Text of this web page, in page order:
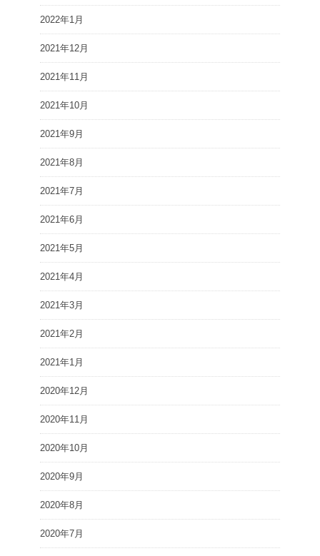
2022年1月
2021年12月
2021年11月
2021年10月
2021年9月
2021年8月
2021年7月
2021年6月
2021年5月
2021年4月
2021年3月
2021年2月
2021年1月
2020年12月
2020年11月
2020年10月
2020年9月
2020年8月
2020年7月